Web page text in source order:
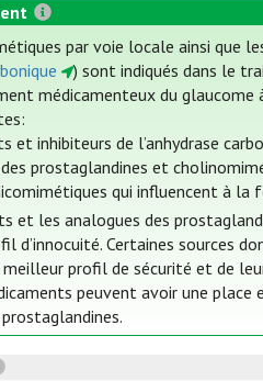
par voie locale ainsi que
) sont indiqués dans le
médicamenteux du
et inhibiteurs de l’anhydrase
prostaglandines et
qui influencent à la
et les analogues des
d’innocuité. Certaines sources
meilleur profil de sécurité et de
peuvent avoir une